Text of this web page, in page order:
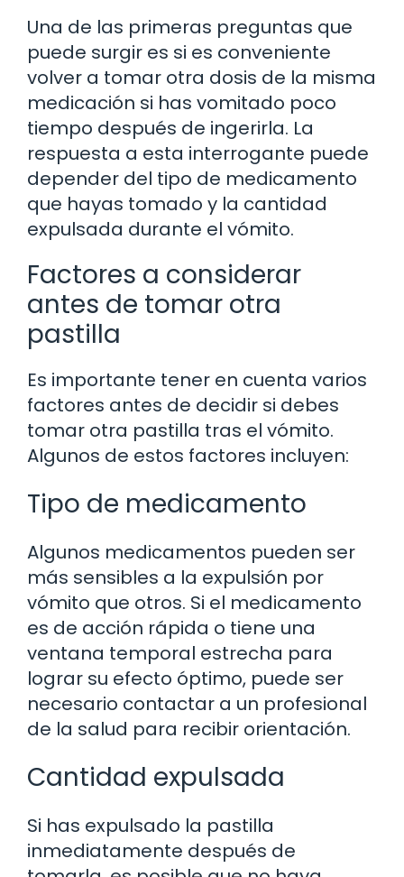
Una de las primeras preguntas que
puede surgir es si es conveniente
volver a tomar otra dosis de la misma
medicación si has vomitado poco
tiempo después de ingerirla. La
respuesta a esta interrogante puede
depender del tipo de medicamento
que hayas tomado y la cantidad
expulsada durante el vómito.
Factores a considerar
antes de tomar otra
pastilla
Es importante tener en cuenta varios
factores antes de decidir si debes
tomar otra pastilla tras el vómito.
Algunos de estos factores incluyen:
Tipo de medicamento
Algunos medicamentos pueden ser
más sensibles a la expulsión por
vómito que otros. Si el medicamento
es de acción rápida o tiene una
ventana temporal estrecha para
lograr su efecto óptimo, puede ser
necesario contactar a un profesional
de la salud para recibir orientación.
Cantidad expulsada
Si has expulsado la pastilla
inmediatamente después de